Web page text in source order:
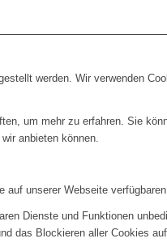
werden. Wir verwenden
um mehr zu erfahren. Sie
anbieten können.
auf unserer Webseite
Dienste und Funktionen
das Blockieren aller Cookies